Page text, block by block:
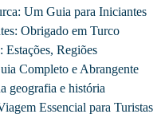
Um Guia para Iniciantes
Obrigado em Turco
Regiões
Completo e Abrangente
geografia e história
Essencial para Turistas